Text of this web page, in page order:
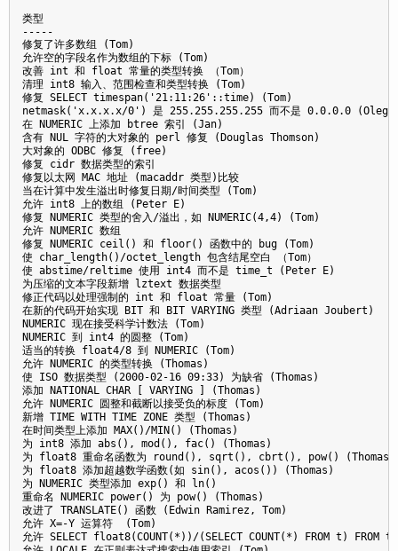
类型
-----
修复了许多数组 (Tom)
允许空的字段名作为数组的下标 (Tom)
改善 int 和 float 常量的类型转换 （Tom）
清理 int8 输入、范围检查和类型转换 (Tom)
修复 SELECT timespan('21:11:26'::time) (Tom)
netmask('x.x.x.x/0') 是 255.255.255.255 而不是 0.0.0.0 (Oleg
在 NUMERIC 上添加 btree 索引 (Jan)
含有 NUL 字符的大对象的 perl 修复 (Douglas Thomson)
大对象的 ODBC 修复 (free)
修复 cidr 数据类型的索引
修复以太网 MAC 地址 (macaddr 类型)比较
当在计算中发生溢出时修复日期/时间类型 (Tom)
允许 int8 上的数组 (Peter E)
修复 NUMERIC 类型的舍入/溢出，如 NUMERIC(4,4) (Tom)
允许 NUMERIC 数组
修复 NUMERIC ceil() 和 floor() 函数中的 bug (Tom)
使 char_length()/octet_length 包含结尾空白 （Tom）
使 abstime/reltime 使用 int4 而不是 time_t (Peter E)
为压缩的文本字段新增 lztext 数据类型
修正代码以处理强制的 int 和 float 常量 (Tom)
在新的代码开始实现 BIT 和 BIT VARYING 类型 (Adriaan Joubert)
NUMERIC 现在接受科学计数法 (Tom)
NUMERIC 到 int4 的圆整 (Tom)
适当的转换 float4/8 到 NUMERIC (Tom)
允许 NUMERIC 的类型转换 (Thomas)
使 ISO 数据类型 (2000-02-16 09:33) 为缺省 (Thomas)
添加 NATIONAL CHAR [ VARYING ] (Thomas)
允许 NUMERIC 圆整和截断以接受负的标度 (Tom)
新增 TIME WITH TIME ZONE 类型 (Thomas)
在时间类型上添加 MAX()/MIN() (Thomas)
为 int8 添加 abs(), mod(), fac() (Thomas)
为 float8 重命名函数为 round(), sqrt(), cbrt(), pow() (Thomas)
为 float8 添加超越数学函数(如 sin(), acos()) (Thomas)
为 NUMERIC 类型添加 exp() 和 ln()
重命名 NUMERIC power() 为 pow() (Thomas)
改进了 TRANSLATE() 函数 (Edwin Ramirez, Tom)
允许 X=-Y 运算符  (Tom)
允许 SELECT float8(COUNT(*))/(SELECT COUNT(*) FROM t) FROM t